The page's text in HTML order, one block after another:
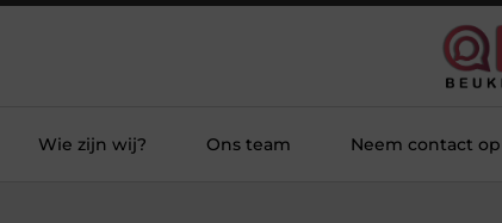
Wie zijn wij? Ons team Neem contact op